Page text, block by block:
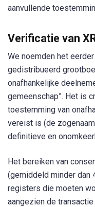
aanvullende
Verificatie van
We noemden het
gedistribueerd
onafhankelijke
gemeenschap”. Het is
toestemming van
vereist is (de
definitieve en
Het bereiken van
(gemiddeld minder dan
registers die moeten
aangezien de